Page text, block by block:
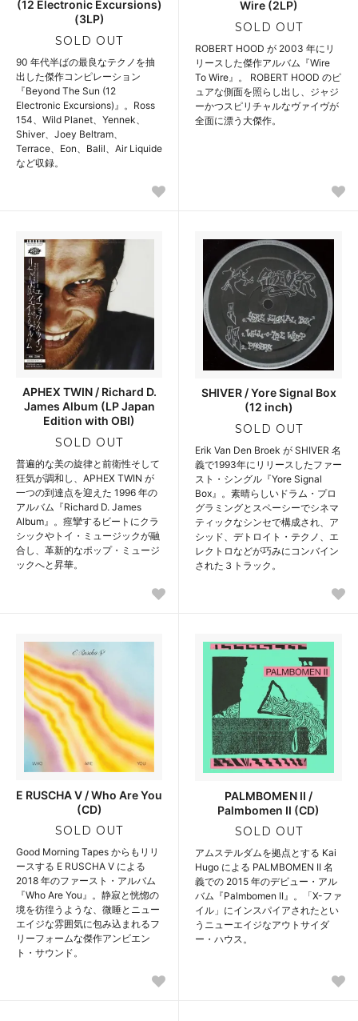
(12 Electronic Excursions)
(3LP)
SOLD OUT
90 年代半ばの最良なテクノを抽
出した傑作コンピレーション
『Beyond The Sun (12
Electronic Excursions)』。Ross
154、Wild Planet、Yennek、
Shiver、Joey Beltram、
Terrace、Eon、Balil、Air Liquide
など収録。
Wire (2LP)
SOLD OUT
ROBERT HOOD が 2003 年にリ
リースした傑作アルバム『Wire
To Wire』。 ROBERT HOOD のピ
ュアな側面を照らし出し、ジャジ
ーかつスピリチャルなヴァイヴが
全面に漂う大傑作。
APHEX TWIN / Richard D.
James Album (LP Japan
Edition with OBI)
SOLD OUT
普遍的な美の旋律と前衛性そして
狂気が調和し、APHEX TWIN が
一つの到達点を迎えた 1996 年の
アルバム『Richard D. James
Album』。痙攣するビートにクラ
シックやトイ・ミュージックが融
合し、革新的なポップ・ミュージ
ックへと昇華。
SHIVER / Yore Signal Box
(12 inch)
SOLD OUT
Erik Van Den Broek が SHIVER 名
義で1993年にリリースしたファー
スト・シングル『Yore Signal
Box』。素晴らしいドラム・プロ
グラミングとスペーシーでシネマ
ティックなシンセで構成され、ア
シッド、デトロイト・テクノ、エ
レクトロなどが巧みにコンバイン
された３トラック。
E RUSCHA V / Who Are You
(CD)
SOLD OUT
Good Morning Tapes からもリリ
ースする E RUSCHA V による
2018 年のファースト・アルバム
『Who Are You』。静寂と恍惚の
境を彷徨うような、微睡とニュー
エイジな雰囲気に包み込まれるフ
リーフォームな傑作アンビエン
ト・サウンド。
PALMBOMEN II /
Palmbomen II (CD)
SOLD OUT
アムステルダムを拠点とする Kai
Hugo による PALMBOMEN II 名
義での 2015 年のデビュー・アル
バム『Palmbomen II』。「X-ファ
イル」にインスパイアされたとい
うニューエイジなアウトサイダ
ー・ハウス。